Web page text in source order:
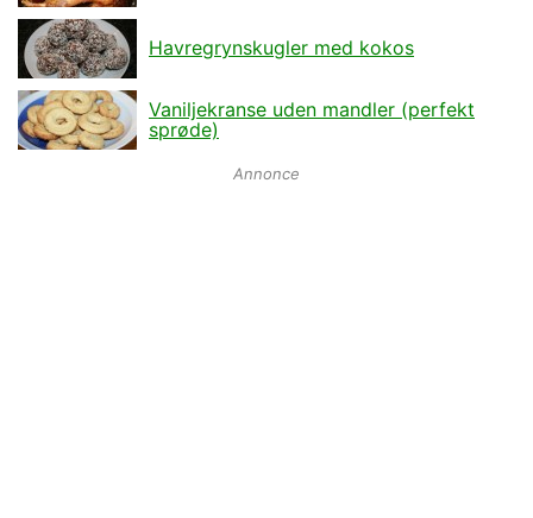
Havregrynskugler med kokos
Vaniljekranse uden mandler (perfekt
sprøde)
Annonce